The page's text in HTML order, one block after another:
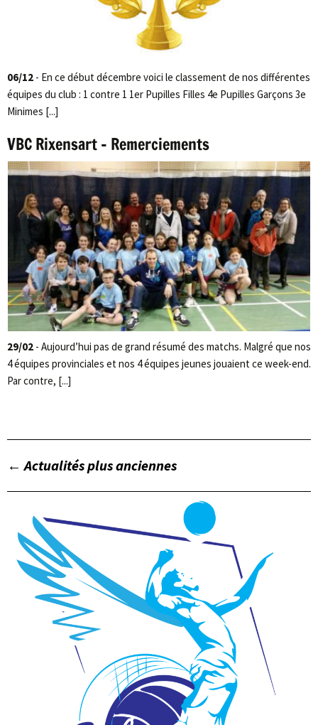
06/12 - En ce début décembre voici le classement de nos différentes
équipes du club : 1 contre 1 1er Pupilles Filles 4e Pupilles Garçons 3e
Minimes [...]
VBC Rixensart – Remerciements
29/02 - Aujourd’hui pas de grand résumé des matchs. Malgré que nos
4 équipes provinciales et nos 4 équipes jeunes jouaient ce week-end.
Par contre, [...]
← Actualités plus anciennes